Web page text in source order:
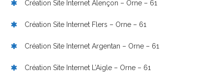
Création Site Internet Alençon – Orne – 61
Création Site Internet Flers – Orne – 61
Création Site Internet Argentan – Orne – 61
Création Site Internet L’Aigle – Orne – 61